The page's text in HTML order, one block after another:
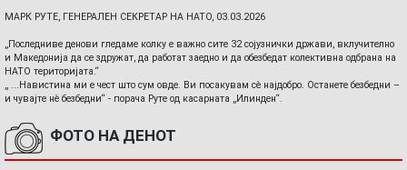
МАРК РУТЕ, ГЕНЕРАЛЕН СЕКРЕТАР НА НАТО, 03.03.2026
„Последниве денови гледаме колку е важно сите 32 сојузнички држави, вклучително
и Македонија да се здружат, да работат заедно и да обезбедат колективна одбрана на
НАТО територијата.“
„ ...Навистина ми е чест што сум овде. Ви посакувам сè најдобро. Останете безбедни –
и чувајте нè безбедни“ - порача Руте од касарната „Илинден“.
ФОТО НА ДЕНОТ